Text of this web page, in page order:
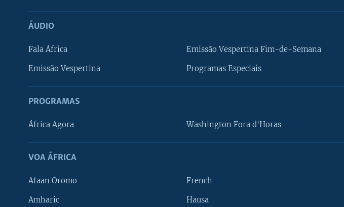
ÁUDIO
Fala África
Emissão Vespertina
Emissão Vespertina Fim-de-Semana
Programas Especiais
PROGRAMAS
África Agora Washington Fora d'Horas
VOA ÁFRICA
Afaan Oromo
Amharic
French
Hausa